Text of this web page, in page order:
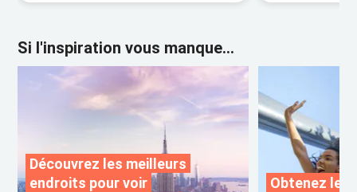
Si l'inspiration vous manque...
Découvrez les meilleurs
endroits pour voir
Obtenez les